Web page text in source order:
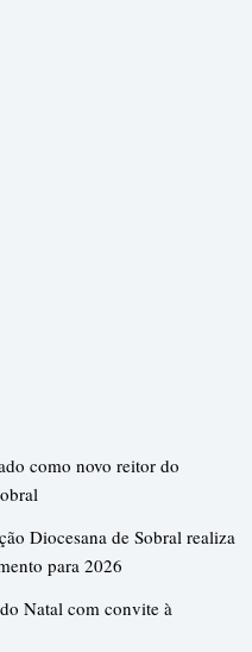
como novo reitor do
Diocesana de Sobral realiza
para 2026
Natal com convite à